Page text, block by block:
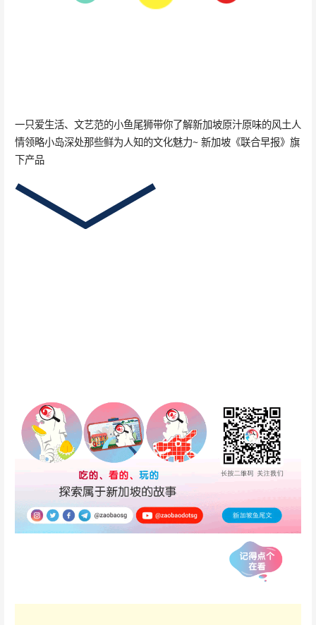
一只爱生活、文艺范的小鱼尾狮带你了解新加坡原汁原味的风土人
情领略小岛深处那些鲜为人知的文化魅力~ 新加坡《联合早报》旗
下产品